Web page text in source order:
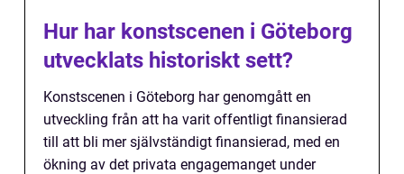
Hur har konstscenen i Göteborg
utvecklats historiskt sett?
Konstscenen i Göteborg har genomgått en
utveckling från att ha varit offentligt finansierad
till att bli mer självständigt finansierad, med en
ökning av det privata engagemanget under